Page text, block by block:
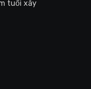
tuổi xây